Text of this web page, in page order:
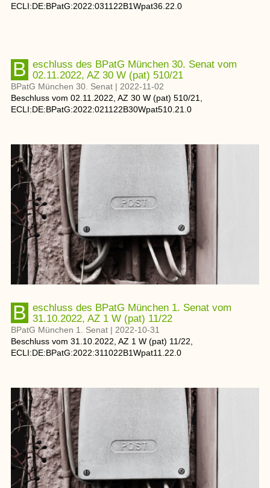
ECLI:DE:BPatG:2022:031122B1Wpat36.22.0
Beschluss des BPatG München 30. Senat vom 02.11.2022, AZ 30 W (pat) 510/21
BPatG München 30. Senat | 2022-11-02
Beschluss vom 02.11.2022 , AZ 30 W (pat) 510/21
ECLI:DE:BPatG:2022:021122B30Wpat510.21.0
Beschluss des BPatG München 1. Senat vom 31.10.2022, AZ 1 W (pat) 11/22
BPatG München 1. Senat | 2022-10-31
Beschluss vom 31.10.2022 , AZ 1 W (pat) 11/22
ECLI:DE:BPatG:2022:311022B1Wpat11.22.0